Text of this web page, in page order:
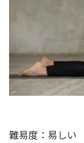
難易度：易しい